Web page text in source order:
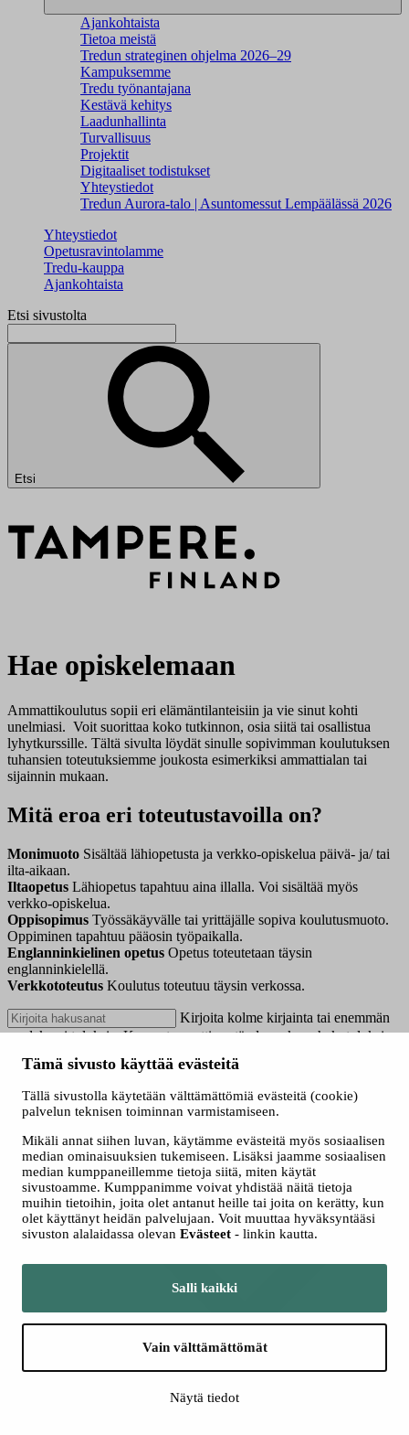
Tämä sivusto käyttää evästeitä
Tällä sivustolla käytetään välttämättömiä evästeitä (cookie)
palvelun teknisen toiminnan varmistamiseen.
Mikäli annat siihen luvan, käytämme evästeitä myös sosiaalisen
median ominaisuuksien tukemiseen. Lisäksi jaamme sosiaalisen
median kumppaneillemme tietoja siitä, miten käytät
sivustoamme. Kumppanimme voivat yhdistää näitä tietoja
muihin tietoihin, joita olet antanut heille tai joita on kerätty, kun
olet käyttänyt heidän palvelujaan. Voit muuttaa hyväksyntääsi
sivuston alalaidassa olevan Evästeet - linkin kautta.
Salli kaikki
Vain välttämättömät
Näytä tiedot
Ajankohtaista
Tietoa meistä
Tredun strateginen ohjelma 2026–29
Kampuksemme
Tredu työnantajana
Kestävä kehitys
Laadunhallinta
Turvallisuus
Projektit
Digitaaliset todistukset
Yhteystiedot
Tredun Aurora-talo | Asuntomessut Lempäälässä 2026
Yhteystiedot
Opetusravintolamme
Tredu-kauppa
Ajankohtaista
Etsi sivustolta
Etsi
Hae opiskelemaan
Ammattikoulutus sopii eri elämäntilanteisiin ja vie sinut kohti
unelmiasi. Voit suorittaa koko tutkinnon, osia siitä tai osallistua
lyhytkurssille. Tältä sivulta löydät sinulle sopivimman koulutuksen
tuhansien toteutuksiemme joukosta esimerkiksi ammattialan tai
sijainnin mukaan.
Mitä eroa eri toteutustavoilla on?
Monimuoto Sisältää lähiopetusta ja verkko-opiskelua päivä- ja/ tai
ilta-aikaan.
Iltaopetus Lähiopetus tapahtuu aina illalla. Voi sisältää myös
verkko-opiskelua.
Oppisopimus Työssäkäyvälle tai yrittäjälle sopiva koulutusmuoto.
Oppiminen tapahtuu pääosin työpaikalla.
Englanninkielinen opetus Opetus toteutetaan täysin
englanninkielellä.
Verkkototeutus Koulutus toteutuu täysin verkossa.
Kirjoita kolme kirjainta tai enemmän
saadaksesi tuloksia. Kun automaattisen täydennyksen hakutuloksia
valintaan. Kosketuslaitteiden käyttäjille, tutki koskettamalla tai
Näytä vain nyt haussa olevat
Valitse hakutapa
Kaikki
Jatkuva haku
Yhteishaku